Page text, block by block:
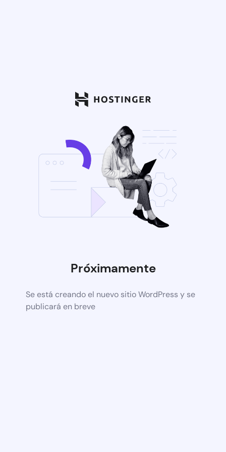
Próximamente
Se está creando el nuevo sitio WordPress y se
publicará en breve